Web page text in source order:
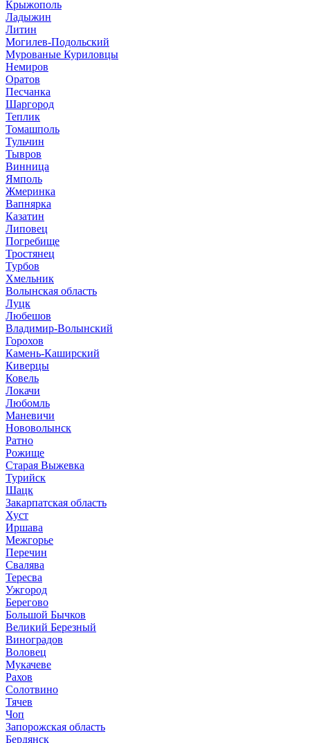
Крыжополь
Ладыжин
Литин
Могилев-Подольский
Мурованые Куриловцы
Немиров
Оратов
Песчанка
Шаргород
Теплик
Томашполь
Тульчин
Тывров
Винница
Ямполь
Жмеринка
Вапнярка
Казатин
Липовец
Погребище
Тростянец
Турбов
Хмельник
Волынская область
Луцк
Любешов
Владимир-Волынский
Горохов
Камень-Каширский
Киверцы
Ковель
Локачи
Любомль
Маневичи
Нововолынск
Ратно
Рожище
Старая Выжевка
Турийск
Шацк
Закарпатская область
Хуст
Иршава
Межгорье
Перечин
Свалява
Тересва
Ужгород
Берегово
Большой Бычков
Великий Березный
Виноградов
Воловец
Мукачеве
Рахов
Солотвино
Тячев
Чоп
Запорожская область
Бердянск